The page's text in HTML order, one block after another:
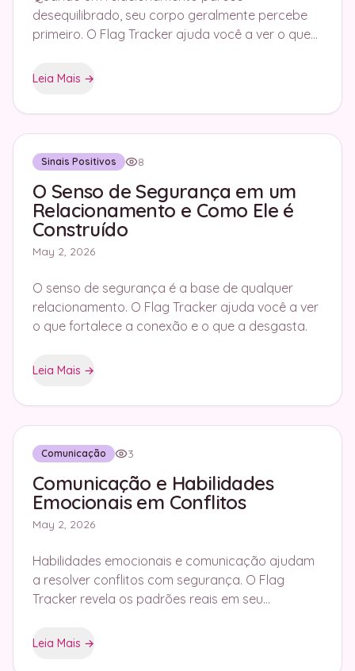
desequilibrado, seu corpo geralmente percebe
primeiro. O Flag Tracker ajuda você a ver o que
Leia Mais →
Sinais Positivos 8
O Senso de Segurança em um
Relacionamento e Como Ele é
Construído
May 2, 2026
O senso de segurança é a base de qualquer
relacionamento. O Flag Tracker ajuda você a ver
o que fortalece a conexão e o que a desgasta.
Leia Mais →
Comunicação 3
Comunicação e Habilidades
Emocionais em Conflitos
May 2, 2026
Habilidades emocionais e comunicação ajudam
a resolver conflitos com segurança. O Flag
Tracker revela os padrões reais em seu
Leia Mais →